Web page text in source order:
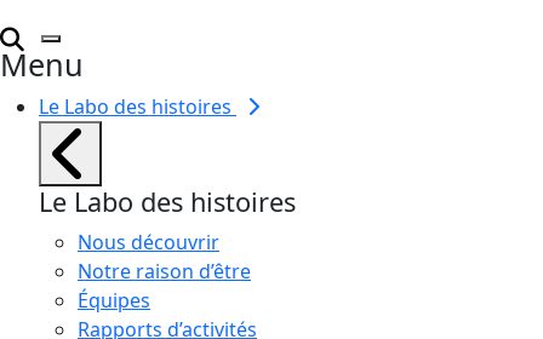
Menu
Le Labo des histoires
Le Labo des histoires
Nous découvrir
Notre raison d’être
Équipes
Rapports d’activités